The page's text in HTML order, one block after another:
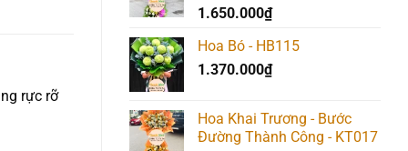
1.650.000₫
Hoa Bó - HB115
1.370.000₫
Hoa Khai Trương - Bước
Đường Thành Công - KT017
rực rỡ